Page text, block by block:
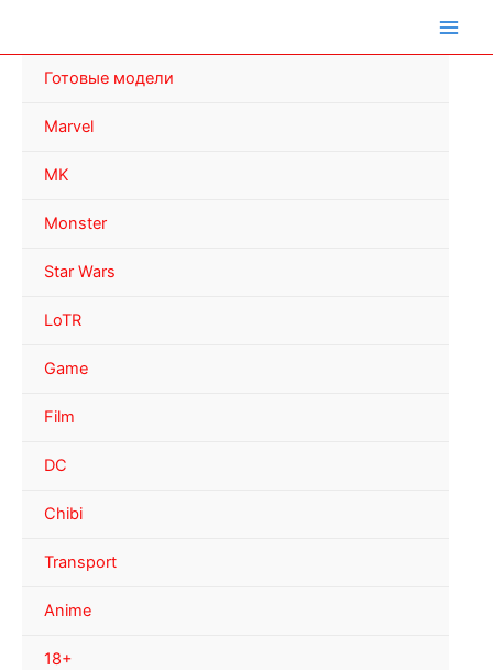
Готовые модели
Marvel
MK
Monster
Star Wars
LoTR
Game
Film
DC
Chibi
Transport
Anime
18+